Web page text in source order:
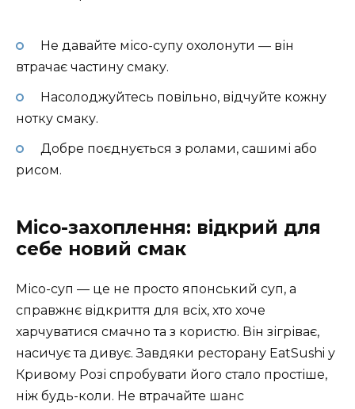
Не давайте місо-супу охолонути — він
втрачає частину смаку.
Насолоджуйтесь повільно, відчуйте кожну
нотку смаку.
Добре поєднується з ролами, сашимі або
рисом.
Місо-захоплення: відкрий для
себе новий смак
Місо-суп — це не просто японський суп, а
справжнє відкриття для всіх, хто хоче
харчуватися смачно та з користю. Він зігріває,
насичує та дивує. Завдяки ресторану EatSushi у
Кривому Розі спробувати його стало простіше,
ніж будь-коли. Не втрачайте шанс